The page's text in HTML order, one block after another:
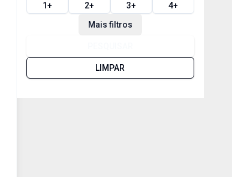
1+ 2+ 3+ 4+
Mais filtros
LIMPAR